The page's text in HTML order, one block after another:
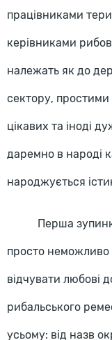
працівниками
керівниками
належать як до
сектору,
цікавих та іноді
даремно в народі
народжується
Перша
просто неможливо
відчувати любові
рибальського
усьому: від назв